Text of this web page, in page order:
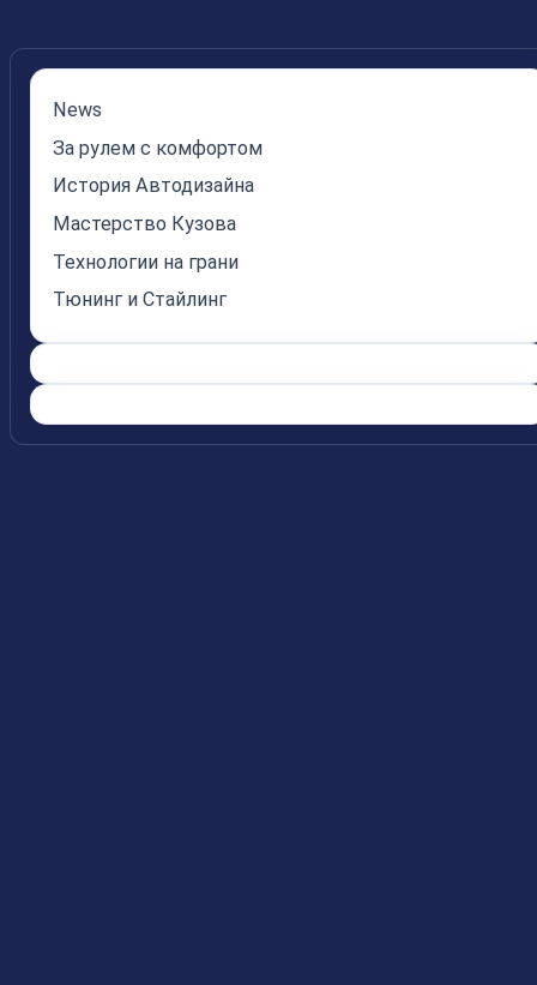
News
За рулем с комфортом
История Автодизайна
Мастерство Кузова
Технологии на грани
Тюнинг и Стайлинг